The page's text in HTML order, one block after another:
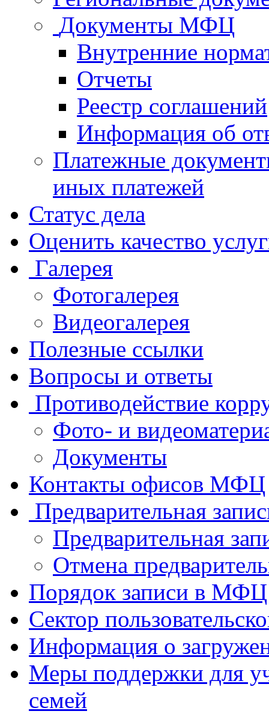
Документы МФЦ
Внутренние
Отчеты
Реестр соглашений
Информация об
Платежные
иных платежей
Статус дела
Оценить качество
Галерея
Фотогалерея
Видеогалерея
Полезные ссылки
Вопросы и ответы
Противодействие
Фото- и
Документы
Контакты офисов МФЦ
Предварительная
Предварительная
Отмена
Порядок записи в МФЦ
Сектор
Информация о
Меры поддержки для
семей